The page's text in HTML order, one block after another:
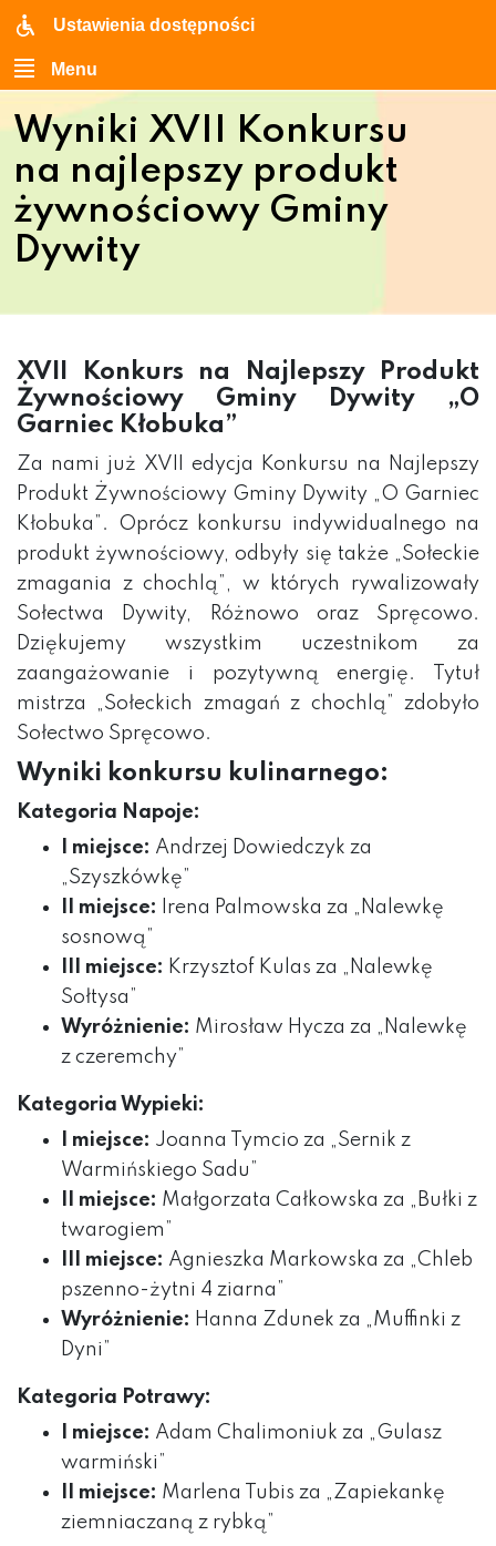
Ustawienia dostępności
Menu
Wyniki XVII Konkursu
na najlepszy produkt
żywnościowy Gminy
Dywity
XVII Konkurs na Najlepszy Produkt
Żywnościowy Gminy Dywity „O
Garniec Kłobuka”
Za nami już XVII edycja Konkursu na Najlepszy
Produkt Żywnościowy Gminy Dywity „O Garniec
Kłobuka”. Oprócz konkursu indywidualnego na
produkt żywnościowy, odbyły się także „Sołeckie
zmagania z chochlą”, w których rywalizowały
Sołectwa Dywity, Różnowo oraz Spręcowo.
Dziękujemy wszystkim uczestnikom za
zaangażowanie i pozytywną energię. Tytuł
mistrza „Sołeckich zmagań z chochlą” zdobyło
Sołectwo Spręcowo.
Wyniki konkursu kulinarnego:
Kategoria Napoje:
I miejsce: Andrzej Dowiedczyk za
„Szyszkówkę”
II miejsce:
Irena Palmowska za „Nalewkę
sosnową”
III miejsce: Krzysztof Kulas za „Nalewkę
Sołtysa”
Wyróżnienie: Mirosław Hycza za „Nalewkę
z czeremchy”
Kategoria Wypieki:
I miejsce: Joanna Tymcio za „Sernik z
Warmińskiego Sadu”
II miejsce: Małgorzata Całkowska za „Bułki z
twarogiem”
III miejsce: Agnieszka Markowska za „Chleb
pszenno-żytni 4 ziarna”
Wyróżnienie: Hanna Zdunek za „Muffinki z
Dyni”
Kategoria Potrawy:
I miejsce: Adam Chalimoniuk za „Gulasz
warmiński”
II miejsce: Marlena Tubis za „Zapiekankę
ziemniaczaną z rybką”